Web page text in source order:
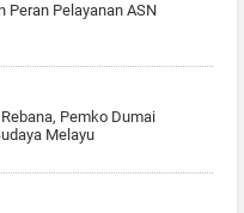
Peran Pelayanan ASN
Pemko Dumai
Melayu